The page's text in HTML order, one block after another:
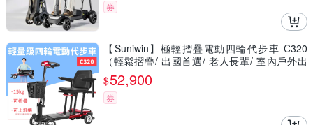
券
【Suniwin】極輕摺疊電動四輪代步車 C320
（輕鬆摺疊/ 出國首選/ 老人長輩/ 室內戶外出
遊）
$52,900
券